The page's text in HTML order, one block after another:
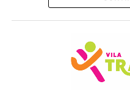
o reggae até o rock e o
performarem com o
Encerrando a agenda, no
comanda a trilha sonora